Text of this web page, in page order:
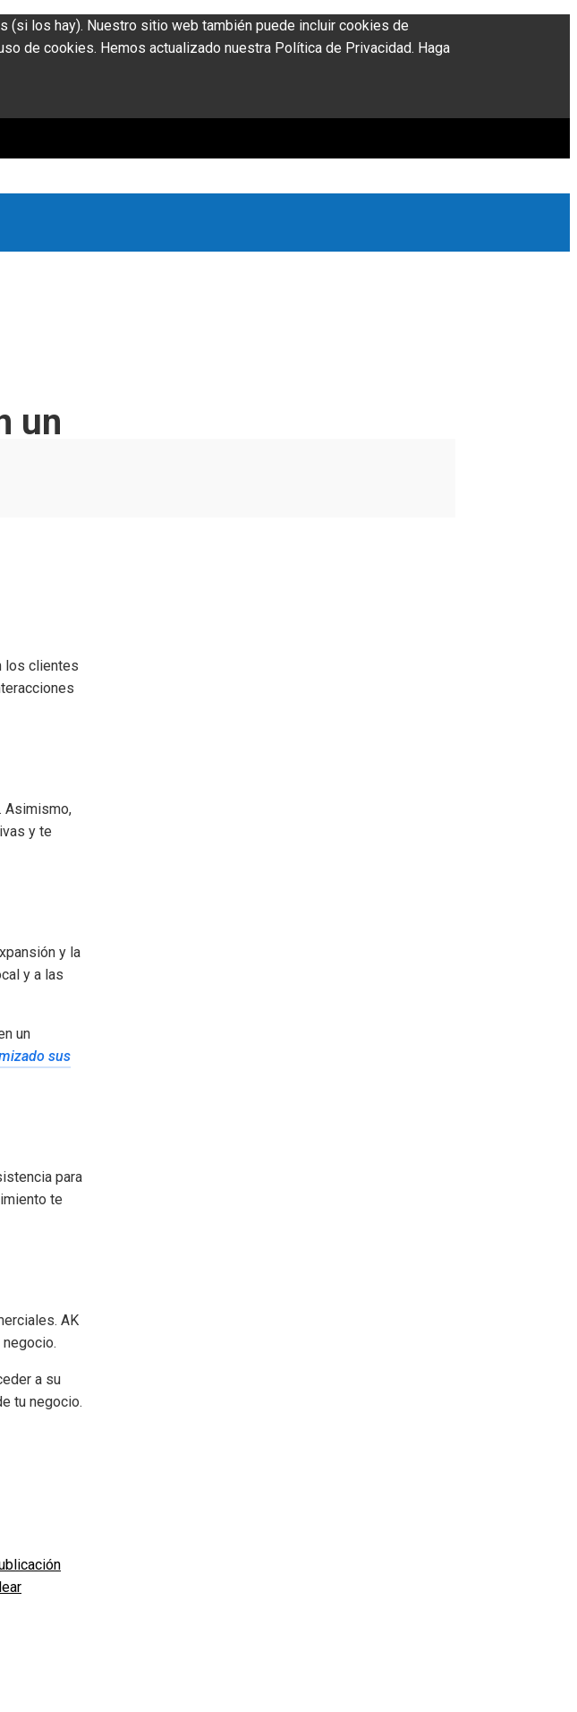
(si los hay). Nuestro sitio web también puede incluir cookies de
de cookies. Hemos actualizado nuestra Política de Privacidad. Haga
un
los clientes
Asimismo,
y te
y la
y a las
un
sus
para
te
AK
a su
tu negocio.